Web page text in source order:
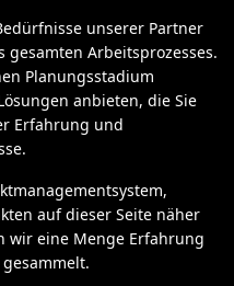
unserer Partner
Arbeitsprozesses.
Planungsstadium
anbieten, die Sie
Erfahrung und
auf dieser Seite näher
wir eine Menge Erfahrung